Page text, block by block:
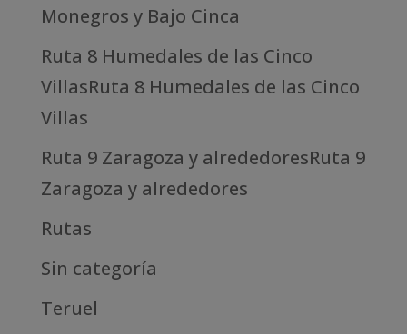
Monegros y Bajo Cinca
Ruta 8 Humedales de las Cinco
VillasRuta 8 Humedales de las Cinco
Villas
Ruta 9 Zaragoza y alrededoresRuta 9
Zaragoza y alrededores
Rutas
Sin categoría
Teruel